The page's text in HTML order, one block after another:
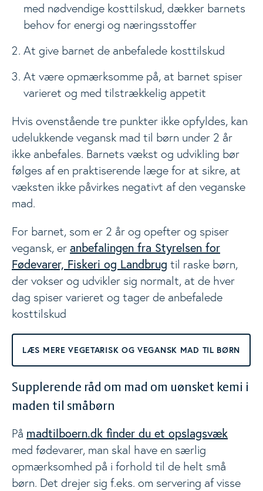
med nødvendige kosttilskud, dækker barnets
behov for energi og næringsstoffer
At give barnet de anbefalede kosttilskud
At være opmærksomme på, at barnet spiser
varieret og med tilstrækkelig appetit
Hvis ovenstående tre punkter ikke opfyldes, kan
udelukkende vegansk mad til børn under 2 år
ikke anbefales. Barnets vækst og udvikling bør
følges af en praktiserende læge for at sikre, at
væksten ikke påvirkes negativt af den veganske
mad.
For barnet, som er 2 år og opefter og spiser
vegansk, er anbefalingen fra Styrelsen for
Fødevarer, Fiskeri og Landbrug til raske børn,
der vokser og udvikler sig normalt, at de hver
dag spiser varieret og tager de anbefalede
kosttilskud
LÆS MERE VEGETARISK OG VEGANSK MAD TIL BØRN
Supplerende råd om mad om uønsket kemi i
maden til småbørn
På madtilboern.dk finder du et opslagsvæk
med fødevarer, man skal have en særlig
opmærksomhed på i forhold til de helt små
børn. Det drejer sig f.eks. om servering af visse